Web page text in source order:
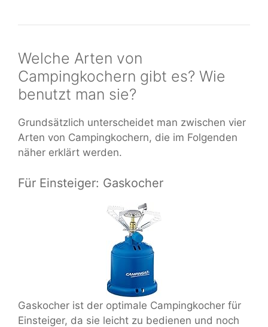
Welche Arten von
Campingkochern gibt es? Wie
benutzt man sie?
Grundsätzlich unterscheidet man zwischen vier
Arten von Campingkochern, die im Folgenden
näher erklärt werden.
Für Einsteiger: Gaskocher
Gaskocher ist der optimale Campingkocher für
Einsteiger, da sie leicht zu bedienen und noch